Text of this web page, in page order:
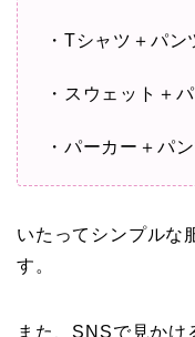
・Tシャツ＋パン
・スウェット＋
・パーカー＋パ
いたってシンプルな
す。
また、SNSで見かけ